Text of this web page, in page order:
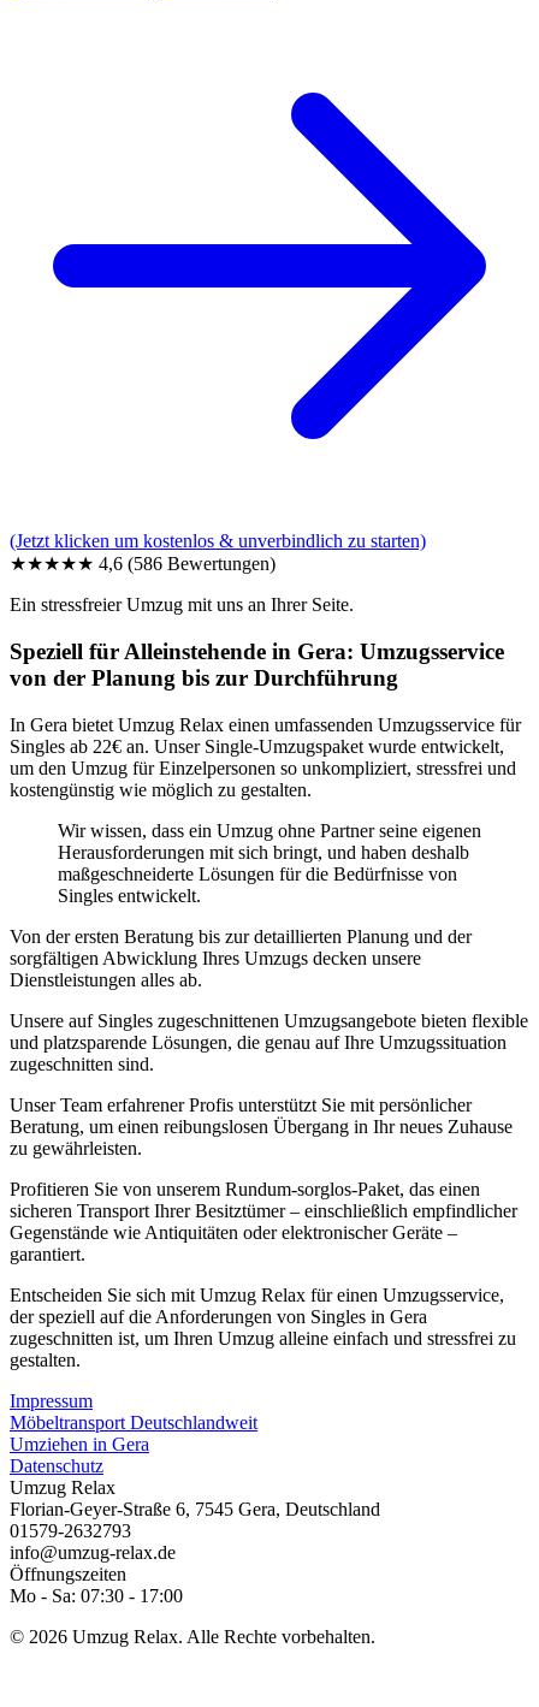
(Jetzt klicken um kostenlos & unverbindlich zu starten)
★★★★★ 4,6 (586 Bewertungen)
Ein stressfreier Umzug mit uns an Ihrer Seite.
Speziell für Alleinstehende in Gera: Umzugsservice
von der Planung bis zur Durchführung
In Gera bietet Umzug Relax einen umfassenden Umzugsservice für
Singles ab 22€ an. Unser Single-Umzugspaket wurde entwickelt,
um den Umzug für Einzelpersonen so unkompliziert, stressfrei und
kostengünstig wie möglich zu gestalten.
Wir wissen, dass ein Umzug ohne Partner seine eigenen
Herausforderungen mit sich bringt, und haben deshalb
maßgeschneiderte Lösungen für die Bedürfnisse von
Singles entwickelt.
Von der ersten Beratung bis zur detaillierten Planung und der
sorgfältigen Abwicklung Ihres Umzugs decken unsere
Dienstleistungen alles ab.
Unsere auf Singles zugeschnittenen Umzugsangebote bieten flexible
und platzsparende Lösungen, die genau auf Ihre Umzugssituation
zugeschnitten sind.
Unser Team erfahrener Profis unterstützt Sie mit persönlicher
Beratung, um einen reibungslosen Übergang in Ihr neues Zuhause
zu gewährleisten.
Profitieren Sie von unserem Rundum-sorglos-Paket, das einen
sicheren Transport Ihrer Besitztümer – einschließlich empfindlicher
Gegenstände wie Antiquitäten oder elektronischer Geräte –
garantiert.
Entscheiden Sie sich mit Umzug Relax für einen Umzugsservice,
der speziell auf die Anforderungen von Singles in Gera
zugeschnitten ist, um Ihren Umzug alleine einfach und stressfrei zu
gestalten.
Impressum
Möbeltransport Deutschlandweit
Umziehen in Gera
Datenschutz
Umzug Relax
Florian-Geyer-Straße 6, 7545 Gera, Deutschland
01579-2632793
info@umzug-relax.de
Öffnungszeiten
Mo - Sa: 07:30 - 17:00
© 2026 Umzug Relax. Alle Rechte vorbehalten.